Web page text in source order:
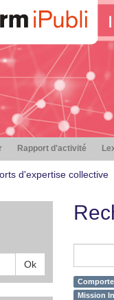
Rapport d'activité
d'expertise collective
Ok
Mission